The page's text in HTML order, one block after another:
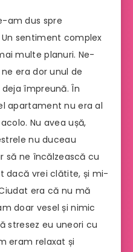
am dus spre
sentiment complex
multe planuri. Ne-
era dor unul de
împreună. În
apartament nu era al
Nu avea ușă,
nu duceau
să ne încălzească cu
dacă vrei clătite, și mi-
era că nu mă
doar vesel și nimic
stresez eu uneori cu
eram relaxat și